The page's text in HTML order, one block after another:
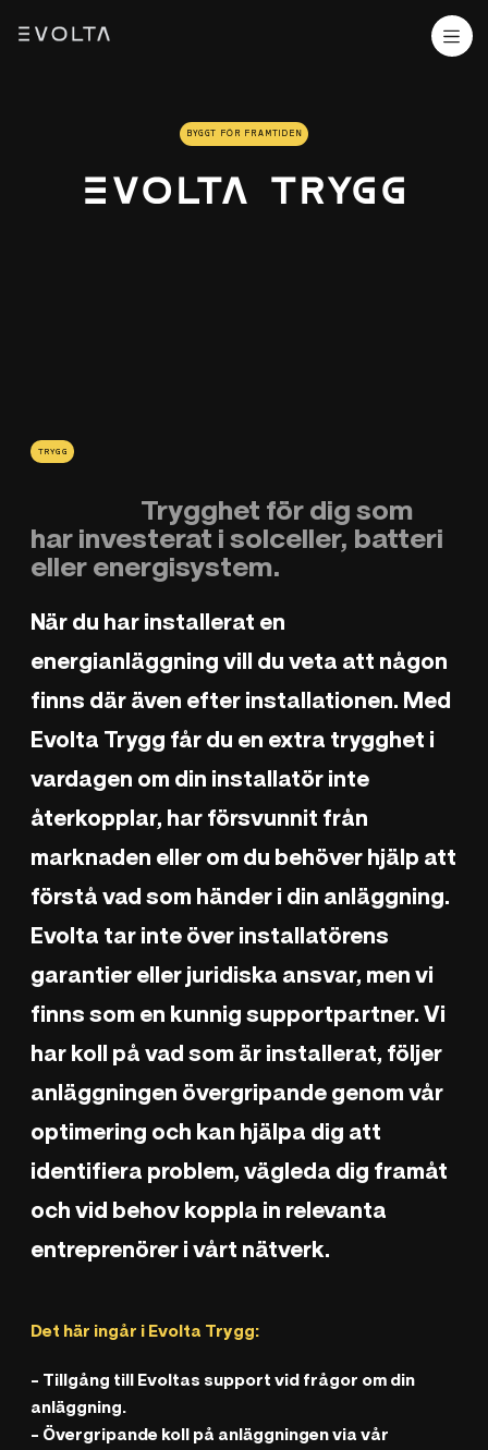
BYGGT FÖR FRAMTIDEN
evolta TRYGG
TRYGG
Trygghet för dig som
har investerat i solceller, batteri
eller energisystem.
När du har installerat en
energianläggning vill du veta att någon
finns där även efter installationen. Med
Evolta Trygg får du en extra trygghet i
vardagen om din installatör inte
återkopplar, har försvunnit från
marknaden eller om du behöver hjälp att
förstå vad som händer i din anläggning.
Evolta tar inte över installatörens
garantier eller juridiska ansvar, men vi
finns som en kunnig supportpartner. Vi
har koll på vad som är installerat, följer
anläggningen övergripande genom vår
optimering och kan hjälpa dig att
identifiera problem, vägleda dig framåt
och vid behov koppla in relevanta
entreprenörer i vårt nätverk.
Det här ingår i Evolta Trygg:
- Tillgång till Evoltas support vid frågor om din
anläggning.
- Övergripande koll på anläggningen via vår